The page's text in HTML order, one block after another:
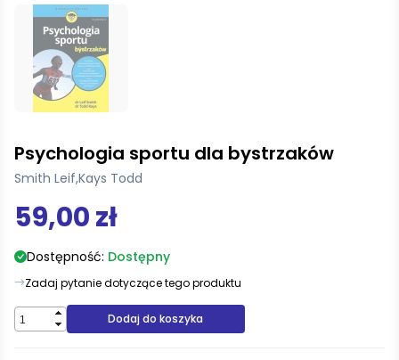
Psychologia sportu dla bystrzaków
Smith Leif,Kays Todd
59,00 zł
Dostępność: Dostępny
Zadaj pytanie dotyczące tego produktu
Dodaj do koszyka